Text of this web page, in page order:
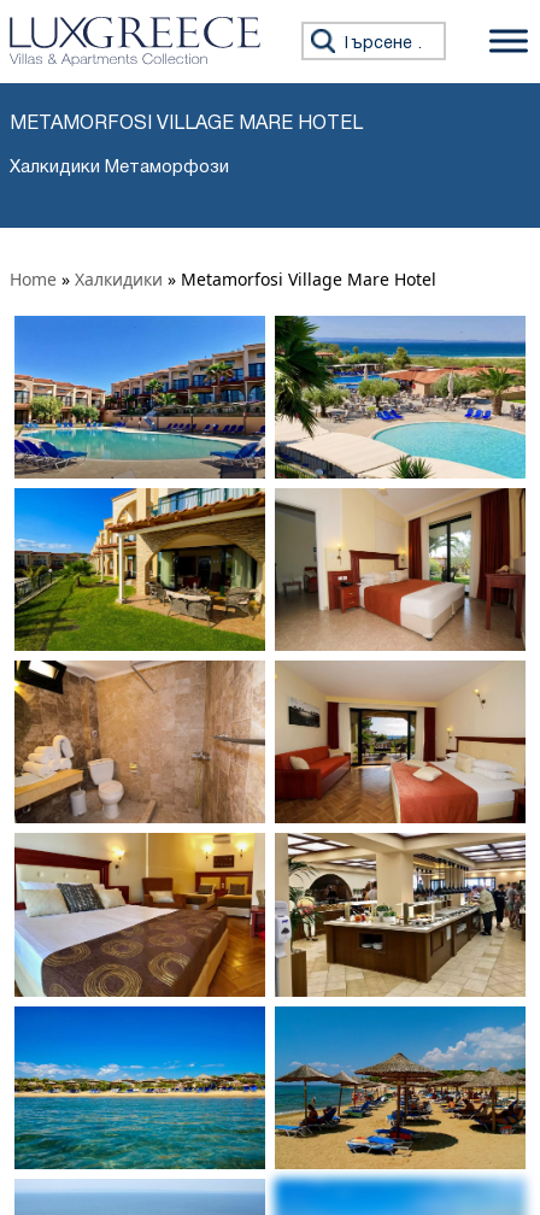
Търсене за:
METAMORFOSI VILLAGE MARE HOTEL
Халкидики Метаморфози
Home » Халкидики » Metamorfosi Village Mare Hotel